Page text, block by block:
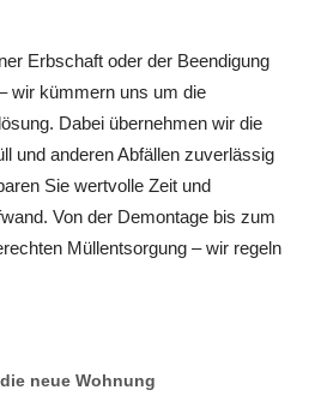
Erbschaft oder der Beendigung
wir kümmern uns um die
Dabei übernehmen wir die
und anderen Abfällen zuverlässig
Sie wertvolle Zeit und
Von der Demontage bis zum
Müllentsorgung – wir regeln
neue Wohnung